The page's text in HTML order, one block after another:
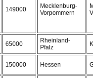
149000
Mecklenburg-
Vorpommern
65000
Rheinland-
Pfalz
150000 Hessen